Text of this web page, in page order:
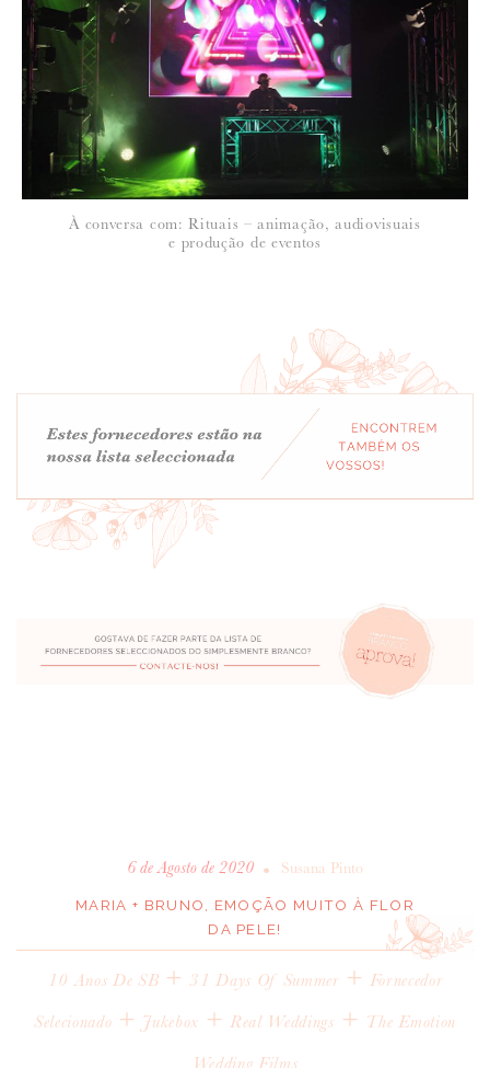
À conversa com: Rituais – animação, audiovisuais
e produção de eventos
6 de Agosto de 2020 • Susana Pinto
MARIA + BRUNO, EMOÇÃO MUITO À FLOR
DA PELE!
10 Anos De SB +31 Days Of Summer + Fornecedor
Selecionado + Jukebox + Real Weddings + The Emotion
Wedding Films